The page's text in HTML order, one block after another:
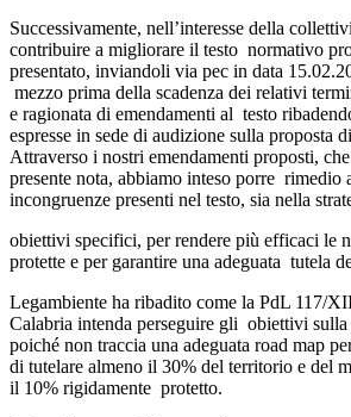
Successivamente, nell’interesse della
contribuire a migliorare il testo normativo
presentato, inviandoli via pec in data
mezzo prima della scadenza dei relativi
e ragionata di emendamenti al testo
espresse in sede di audizione sulla proposta
Attraverso i nostri emendamenti proposti,
presente nota, abbiamo inteso porre rimedio
incongruenze presenti nel testo, sia nella
obiettivi specifici, per rendere più efficaci le
protette e per garantire una adeguata tutela
Legambiente ha ribadito come la PdL 117/
Calabria intenda perseguire gli obiettivi
poiché non traccia una adeguata road map
di tutelare almeno il 30% del territorio e del
il 10% rigidamente protetto.